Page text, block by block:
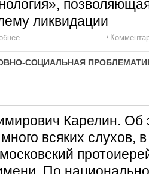
ликвидации
СОЦИАЛЬНАЯ
Карелин. Об
всяких слухов,